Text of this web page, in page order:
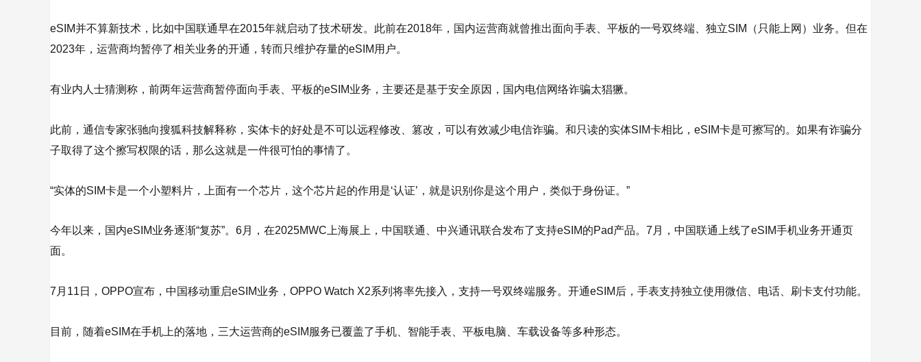
eSIM并不算新技术，比如中国联通早在2015年就启动了技术研发。此前在2018年，国内运营商就曾推出面向手表、平板的一号双终端、独立SIM（只能上网）业务。但在
2023年，运营商均暂停了相关业务的开通，转而只维护存量的eSIM用户。
有业内人士猜测称，前两年运营商暂停面向手表、平板的eSIM业务，主要还是基于安全原因，国内电信网络诈骗太猖獗。
此前，通信专家张驰向搜狐科技解释称，实体卡的好处是不可以远程修改、篡改，可以有效减少电信诈骗。和只读的实体SIM卡相比，eSIM卡是可擦写的。如果有诈骗分
子取得了这个擦写权限的话，那么这就是一件很可怕的事情了。
“实体的SIM卡是一个小塑料片，上面有一个芯片，这个芯片起的作用是‘认证’，就是识别你是这个用户，类似于身份证。”
今年以来，国内eSIM业务逐渐“复苏”。6月，在2025MWC上海展上，中国联通、中兴通讯联合发布了支持eSIM的Pad产品。7月，中国联通上线了eSIM手机业务开通页
面。
7月11日，OPPO宣布，中国移动重启eSIM业务，OPPO Watch X2系列将率先接入，支持一号双终端服务。开通eSIM后，手表支持独立使用微信、电话、刷卡支付功能。
目前，随着eSIM在手机上的落地，三大运营商的eSIM服务已覆盖了手机、智能手表、平板电脑、车载设备等多种形态。